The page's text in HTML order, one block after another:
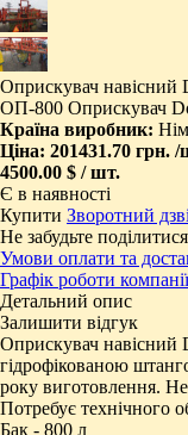
Оприскувач навісний
ОП-800 Оприскувач
Країна виробник:
Ціна: 201431.70 грн. /
4500.00 $ / шт.
Є в наявності
Купити Зворотний
Не забудьте поділитися
Умови оплати та
Графік роботи компанії
Детальний опис
Залишити відгук
Оприскувач навісний
гідрофікованою
року виготовлення.
Потребує технічного
Бак - 800 л